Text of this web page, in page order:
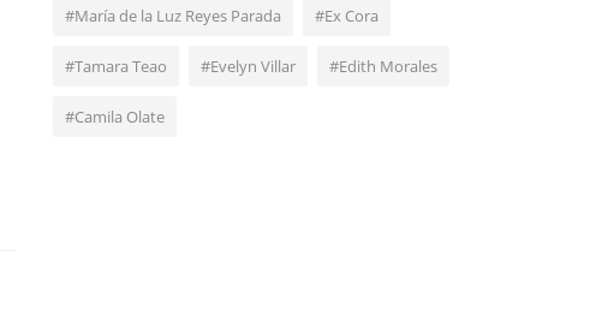
#María de la Luz Reyes Parada #Ex Cora
#Tamara Teao #Evelyn Villar #Edith Morales
#Camila Olate